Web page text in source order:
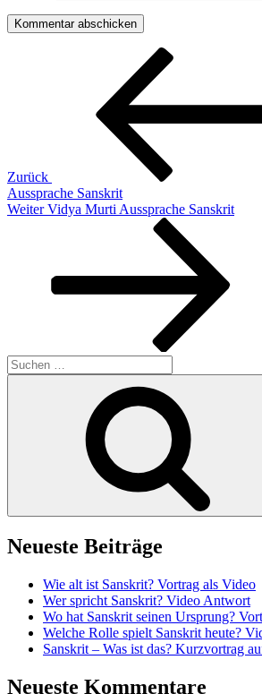
Beitragsnavigation
Zurück
Aussprache Sanskrit
Nächster
Weiter Vidya Murti Aussprache Sanskrit
Suchen
nach:
Neueste Beiträge
Wie alt ist Sanskrit? Vortrag als Video
Wer spricht Sanskrit? Video Antwort
Wo hat Sanskrit seinen Ursprung?
Welche Rolle spielt Sanskrit heute?
Sanskrit – Was ist das? Kurzvortrag
Neueste Kommentare